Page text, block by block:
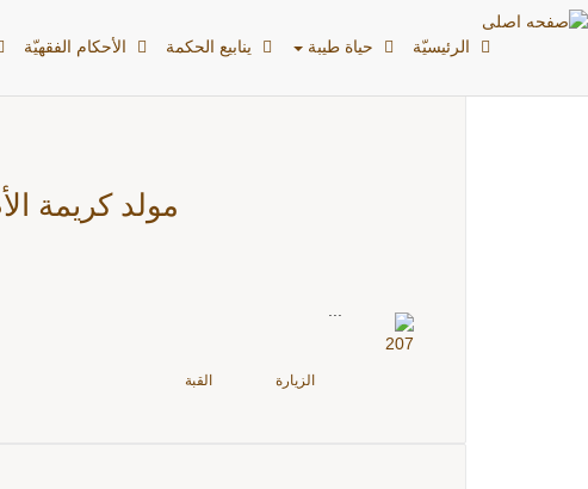
الرئیسیّة حياة طيبة ينابيع الحكمة الأحکام الفقهیّة تصنيفات: البیانات
مولد كريمة
الزيارة القبة